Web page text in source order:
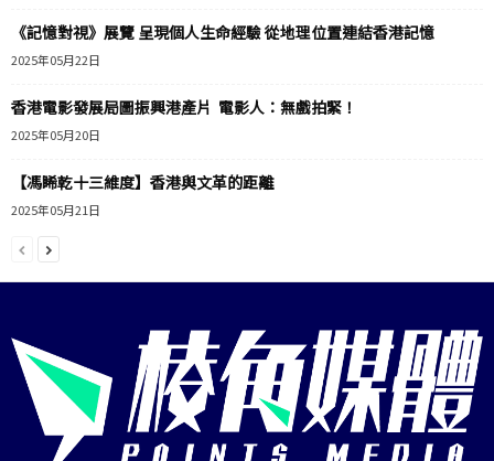
《記憶對視》展覽 呈現個人生命經驗 從地理位置連結香港記憶
2025年05月22日
香港電影發展局圖振興港產片 電影人：無戲拍緊！
2025年05月20日
【馮睎乾十三維度】香港與文革的距離
2025年05月21日